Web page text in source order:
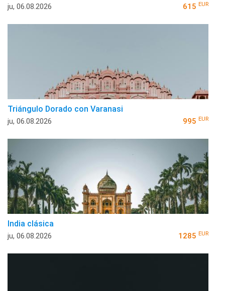
ju, 06.08.2026 615 EUR
Triángulo Dorado con Varanasi
ju, 06.08.2026 995 EUR
India clásica
ju, 06.08.2026 1285 EUR